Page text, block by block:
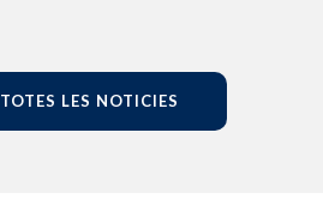
TOTES LES NOTICIES